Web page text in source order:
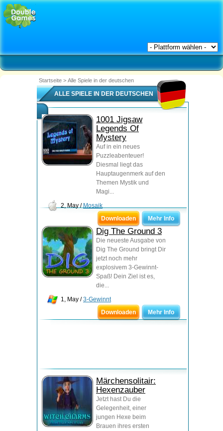
Startseite > Alle Spiele in der deutschen
ALLE SPIELE IN DER DEUTSCHEN
1001 Jigsaw
Legends Of
Mystery
Auf in ein neues
Puzzleabenteuer!
Diesmal liegt das
Hauptaugenmerk auf den
Themen Mystik und
Magi...
2, May / Mosaik
Downloaden
Mehr Info
Dig The Ground 3
Die neueste Ausgabe von
Dig The Ground bringt Dir
jetzt noch mehr
explosivem 3-Gewinnt-
Spaß! Dein Ziel ist es,
die...
1, May /3-Gewinnt
Downloaden
Mehr Info
Märchensolitair:
Hexenzauber
Jetzt hast Du die
Gelegenheit, einer
jungen Hexe beim
Brauen ihres ersten